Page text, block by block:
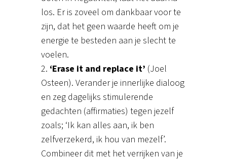
los. Er is zoveel om dankbaar voor te
zijn, dat het geen waarde heeft om je
energie te besteden aan je slecht te
voelen.
2. ‘Erase it and replace it’ (Joel
Osteen). Verander je innerlijke dialoog
en zeg dagelijks stimulerende
gedachten (affirmaties) tegen jezelf
zoals; ‘Ik kan alles aan, ik ben
zelfverzekerd, ik hou van mezelf’.
Combineer dit met het verrijken van je